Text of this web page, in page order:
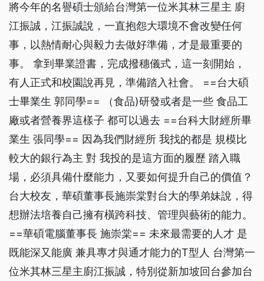
將今年的名譽碩士頒給台灣第一位米其林三星主 廚
江振誠，江振誠說，一直抱怨大環境不會改變任何
事，以熱情耐心與毅力去做好準備，才是最重要的
事。 拿到畢業證書，完成撥穗儀式，這一刻開始，
有人正式和校園說再見，準備踏入社會。 ==台大碩
士畢業生 郭同學== （食品)研發或者是一些 食品工
廠或者營養界這樣子 都可以過去 ==台科大財經所畢
業生 張同學== 因為我們財經所 我找的都是 規模比
較大的銀行為主 對 我投的是這方面的履歷 踏入職
場，必須具備什麼能力，又要如何提升自己的價值？
台大校友，華碩董事長施崇棠對台大的學弟妹說，得
想辦法培養自己擁有橫跨科技、管理與藝術的能力。
==華碩電腦董事長 施崇棠== 未來最需要的人才 是
既能深又能廣 兼具專才與通才能力的T型人 台灣第一
位米其林三星主廚江振誠，特別從新加坡回台參加台